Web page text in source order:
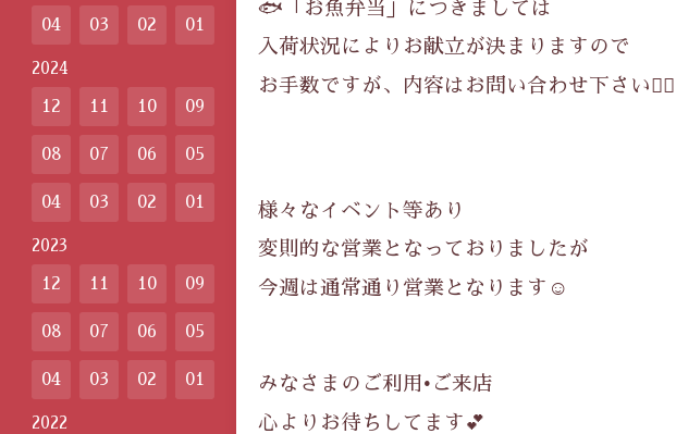
🐟「お魚弁当」につきましては
入荷状況によりお献立が決まりますので
お手数ですが、内容はお問い合わせ下さい🙇‍♀️
様々なイベント等あり
変則的な営業となっておりましたが
今週は通常通り営業となります☺️
みなさまのご利用•ご来店
心よりお待ちしてます💕
04 03 02 01
2024
12 11 10 09
08 07 06 05
04 03 02 01
2023
12 11 10 09
08 07 06 05
04 03 02 01
2022